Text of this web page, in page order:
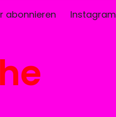
abonnieren Instagram